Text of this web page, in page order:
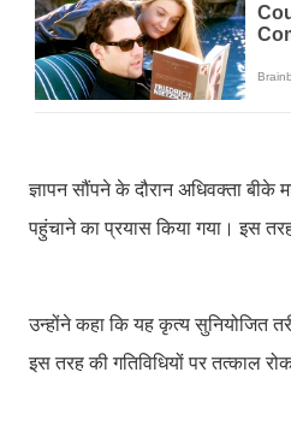
ज्ञापन सौंपने के दौरान अधिवक्ता
पहुंचाने का प्रयास किया गया। इस
उन्होंने कहा कि यह कृत्य सुनियोजित
इस तरह की गतिविधियों पर तत्काल